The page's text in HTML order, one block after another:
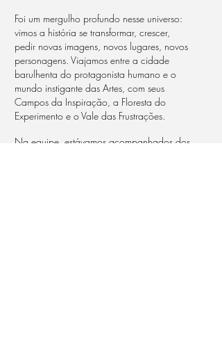
Foi um mergulho profundo nesse universo:
vimos a história se transformar, crescer,
pedir novas imagens, novos lugares, novos
personagens. Viajamos entre a cidade
barulhenta do protagonista humano e o
mundo instigante das Artes, com seus
Campos da Inspiração, a Floresta do
Experimento e o Vale das Frustrações.
Na equipe, estávamos acompanhados dos